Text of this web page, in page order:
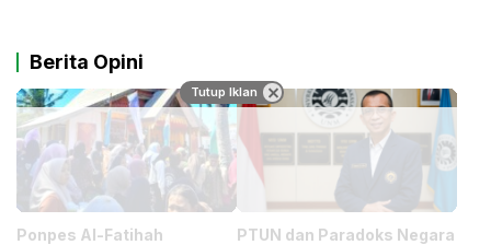
Berita Opini
Ponpes Al-Fatihah PTUN dan Paradoks Negara
Tutup Iklan